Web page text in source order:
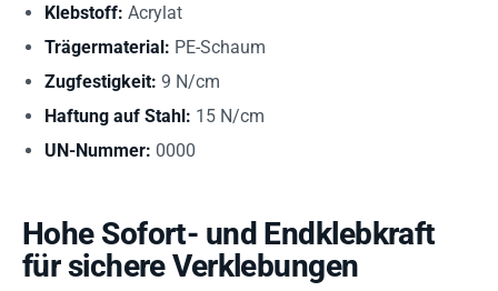
Klebstoff: Acrylat
Trägermaterial: PE-Schaum
Zugfestigkeit: 9 N/cm
Haftung auf Stahl: 15 N/cm
UN-Nummer: 0000
Hohe Sofort- und Endklebkraft
für sichere Verklebungen